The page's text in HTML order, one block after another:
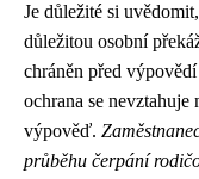
Je důležité si
důležitou osobní
chráněn před
ochrana se nevztahuje
výpověď.
průběhu čerpání